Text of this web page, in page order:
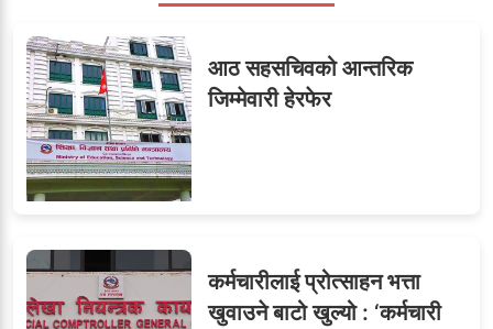
६सहसचिवमा प्रथम भएका
विजयकुमार शर्माको लोकसेवा
टिप्स
७मन्त्रालयभित्र असन्तुष्टि
आठ सहसचिवको आन्तरिक
जिम्मेवारी हेरफेर
कर्मचारीलाई प्रोत्साहन भत्ता
खुवाउने बाटो खुल्यो : ‘कर्मचारी